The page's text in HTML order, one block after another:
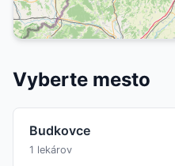
Vyberte mesto
Budkovce
1 lekárov